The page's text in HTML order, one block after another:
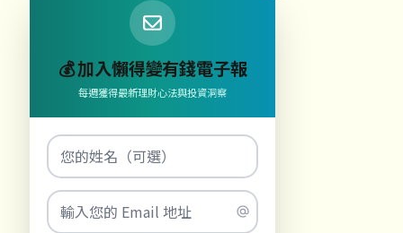
💰 加入懶得變有錢電子報
每週獲得最新理財心法與投資洞察